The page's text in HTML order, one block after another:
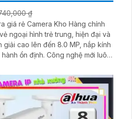
₫
giá rẻ Camera Kho Hàng chính
ngoại hình trẻ trung, hiện đại và
giải cao lên đến 8.0 MP, nắp kính
Công nghệ mới luôn
đẹp, rõ nét